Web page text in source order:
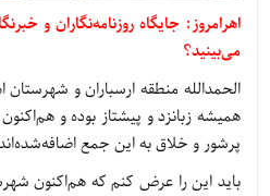
اهرامروز: جایگاه روزنامه‌نگاران و
می‌بینید؟
الحمدالله منطقه ارسباران و
همیشه زبانزد و پیشتاز بوده و
پرشور و خلاق به این جمع
باید این را عرض کنم که هم‌اکنون